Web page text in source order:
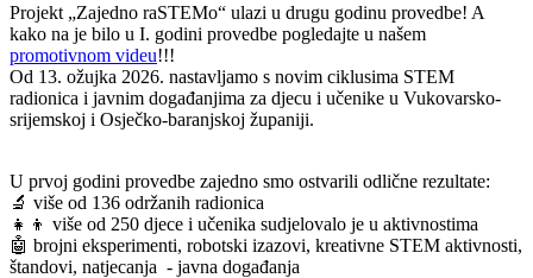
Projekt „Zajedno raSTEMo“ ulazi u drugu godinu provedbe! A
kako na je bilo u I. godini provedbe pogledajte u našem
promotivnom videu!!!
Od 13. ožujka 2026. nastavljamo s novim ciklusima STEM
radionica i javnim događanjima za djecu i učenike u Vukovarsko-
srijemskoj i Osječko-baranjskoj županiji.
U prvoj godini provedbe zajedno smo ostvarili odlične rezultate:
🔬 više od 136 održanih radionica
👧👦 više od 250 djece i učenika sudjelovalo je u aktivnostima
🤖 brojni eksperimenti, robotski izazovi, kreativne STEM aktivnosti,
štandovi, natjecanja - javna događanja